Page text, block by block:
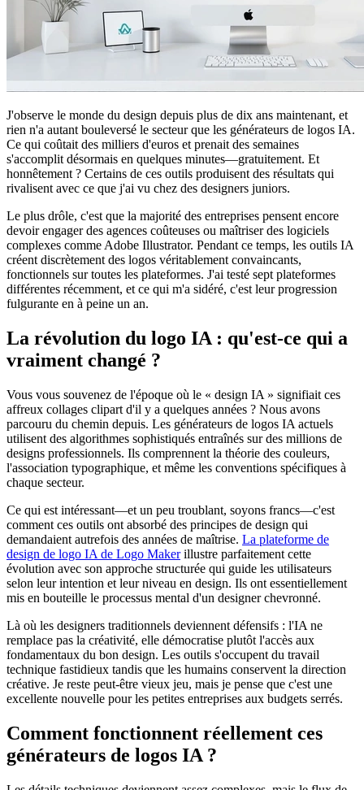
J'observe le monde du design depuis plus de dix ans maintenant, et
rien n'a autant bouleversé le secteur que les générateurs de logos IA.
Ce qui coûtait des milliers d'euros et prenait des semaines
s'accomplit désormais en quelques minutes—gratuitement. Et
honnêtement ? Certains de ces outils produisent des résultats qui
rivalisent avec ce que j'ai vu chez des designers juniors.
Le plus drôle, c'est que la majorité des entreprises pensent encore
devoir engager des agences coûteuses ou maîtriser des logiciels
complexes comme Adobe Illustrator. Pendant ce temps, les outils IA
créent discrètement des logos véritablement convaincants,
fonctionnels sur toutes les plateformes. J'ai testé sept plateformes
différentes récemment, et ce qui m'a sidéré, c'est leur progression
fulgurante en à peine un an.
La révolution du logo IA : qu'est-ce qui a
vraiment changé ?
Vous vous souvenez de l'époque où le « design IA » signifiait ces
affreux collages clipart d'il y a quelques années ? Nous avons
parcouru du chemin depuis. Les générateurs de logos IA actuels
utilisent des algorithmes sophistiqués entraînés sur des millions de
designs professionnels. Ils comprennent la théorie des couleurs,
l'association typographique, et même les conventions spécifiques à
chaque secteur.
Ce qui est intéressant—et un peu troublant, soyons francs—c'est
comment ces outils ont absorbé des principes de design qui
demandaient autrefois des années de maîtrise. La plateforme de
design de logo IA de Logo Makerillustre parfaitement cette
évolution avec son approche structurée qui guide les utilisateurs
selon leur intention et leur niveau en design. Ils ont essentiellement
mis en bouteille le processus mental d'un designer chevronné.
Là où les designers traditionnels deviennent défensifs : l'IA ne
remplace pas la créativité, elle démocratise plutôt l'accès aux
fondamentaux du bon design. Les outils s'occupent du travail
technique fastidieux tandis que les humains conservent la direction
créative. Je reste peut-être vieux jeu, mais je pense que c'est une
excellente nouvelle pour les petites entreprises aux budgets serrés.
Comment fonctionnent réellement ces
générateurs de logos IA ?